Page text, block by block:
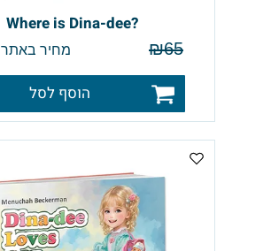
?Where is Dina-dee
₪65 מחיר באתר
הוסף לסל